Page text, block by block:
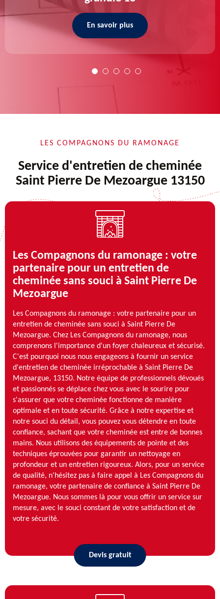
En savoir plus
LES COMPAGNONS DU RAMONAGE
Service d'entretien de cheminée
Saint Pierre De Mezoargue 13150
Les Compagnons du ramonage : votre
partenaire pour un entretien de
cheminée sans souci à Saint Pierre De
Mezoargue
Les Compagnons du ramonage : votre partenaire pour un
entretien de cheminée sans souci à Saint Pierre De
Mezoargue. Chez Les Compagnons du ramonage, nous
comprenons l'importance d'un foyer chaleureux et sécurisé.
C'est pourquoi nous nous engageons à fournir un service
d'entretien de cheminée irréprochable à Saint Pierre De
Mezoargue, 13150. Notre équipe de professionnels dévoués
et passionnés se déplace chez vous avec le sourire pour
s'assurer que votre cheminée fonctionne de manière
optimale et en toute sécurité. Grâce à notre expertise et
notre souci du détail, vous pouvez vous détendre en toute
confiance, sachant que votre cheminée est entre de bonnes
mains. Nous utilisons des équipements de pointe et des
techniques éprouvées pour garantir un nettoyage en
profondeur et un entretien rigoureux. Alors, pour un service
de qualité, n'hésitez pas à faire appel à Les Compagnons du
ramonage, votre partenaire de confiance à Saint Pierre De
Mezoargue. Nous sommes là pour vous offrir un service sur
mesure, avec le souci constant de votre satisfaction et de
votre sécurité.
Devis gratuit